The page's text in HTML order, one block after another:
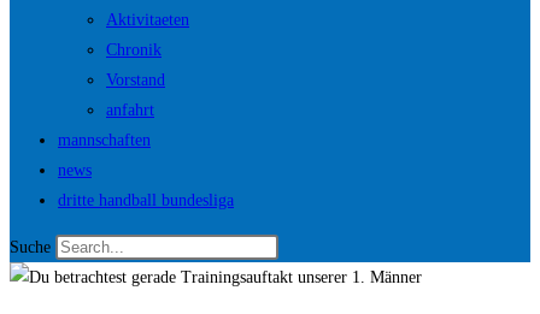
Aktivitaeten
Chronik
Vorstand
anfahrt
mannschaften
news
dritte handball bundesliga
Suche